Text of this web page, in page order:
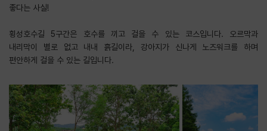
좋다는 사실!
​횡성호수길 5구간은 호수를 끼고 걸을 수 있는 코스입니다. 오르막과
내리막이 별로 없고 내내 흙길이라, 강아지가 신나게 노즈워크를 하며
편안하게 걸을 수 있는 길입니다.